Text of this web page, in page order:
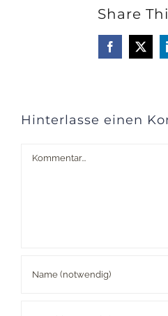
Share
Facebook
X
Hinterlasse einen
Kommentar